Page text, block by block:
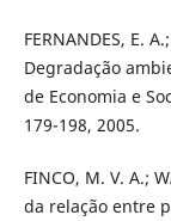
FERNANDES, E.
Degradação
de Economia e
179-198, 2005.
FINCO, M. V. A.;
da relação entre